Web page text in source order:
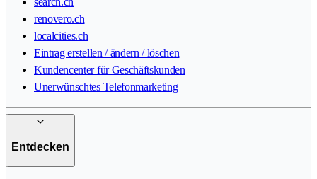
renovero.ch
localcities.ch
Eintrag erstellen / ändern / löschen
Kundencenter für Geschäftskunden
Unerwünschtes Telefonmarketing
Entdecken